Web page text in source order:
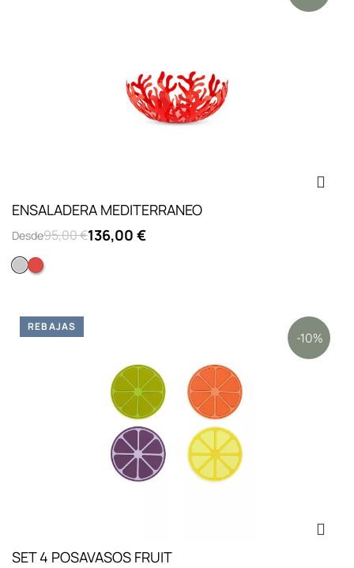
ENSALADERA MEDITERRANEO
Desde95,00 €136,00 €
Acero inoxidable
Rojo
SET 4 POSAVASOS FRUIT
-10%
REBAJAS